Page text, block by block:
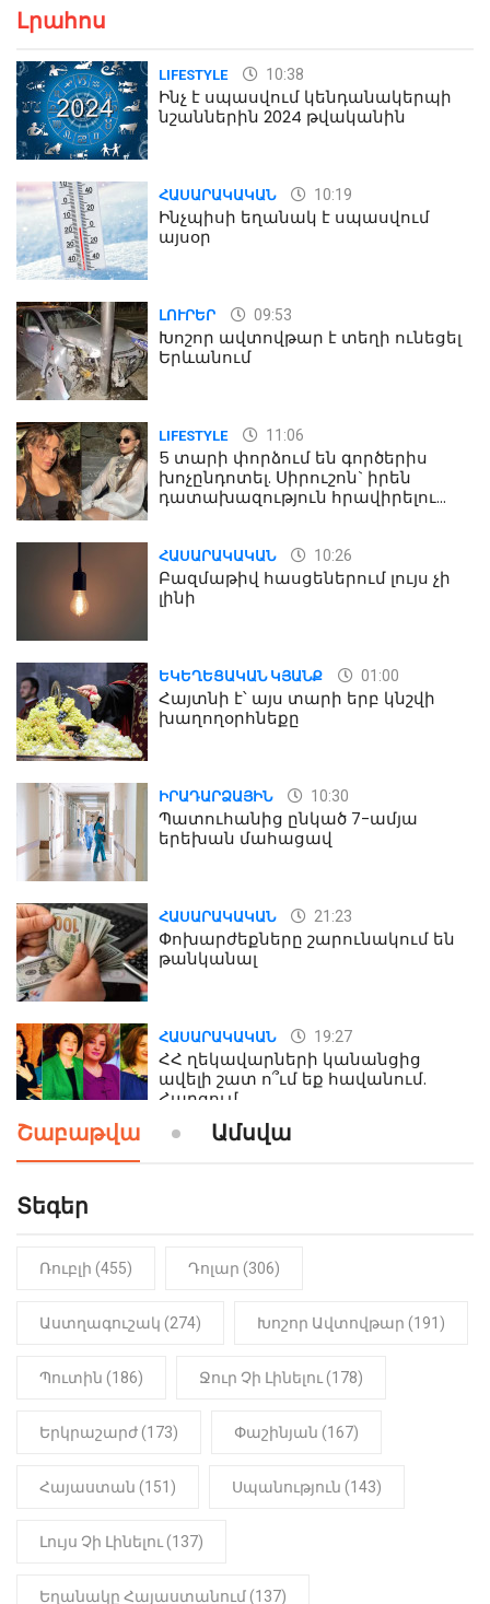
Լրահոս
LIFESTYLE 10:38
Ինչ է սպասվում կենդանակերպի
նշաններին 2024 թվականին
ՀԱՍԱՐԱԿԱԿԱՆ 10:19
Ինչպիսի եղանակ է սպասվում
այսօր
ԼՈՒՐԵՐ 09:53
Խոշոր ավտովթար է տեղի ունեցել
Երևանում
LIFESTYLE 11:06
5 տարի փորձում են գործերիս
խոչընդոտել. Սիրուշոն` իրեն
դատախազություն հրավիրելու
ՀԱՍԱՐԱԿԱԿԱՆ 10:26
Բազմաթիվ հասցեներում լույս չի
լինի
ԵԿԵՂԵՑԱԿԱՆ ԿՅԱՆՔ 01:00
Հայտնի է՝ այս տարի երբ կնշվի
խաղողօրհնեքը
ԻՐԱԴԱՐՁԱՅԻՆ 10:30
Պատուհանից ընկած 7-ամյա
երեխան մահացավ
ՀԱՍԱՐԱԿԱԿԱՆ 21:23
Փոխարժեքները շարունակում են
թանկանալ
ՀԱՍԱՐԱԿԱԿԱՆ 19:27
ՀՀ ղեկավարների կանանցից
ավելի շատ ո՞ւմ եք հավանում.
Հարցում
ԼՈՒՐԵՐ 19:15
կսահմանվի․ Հայտնի է՝ ովքեր են
օգտվելու դրանից
Ինչու է Վիվիեն Բաստաջյանը
նկարահանումների ընթացքում
(Տեսանյութ)
Շաբաթվա Ամսվա
Տեգեր
Ռուբլի (455) Դոլար (306)
Աստղագուշակ (274) Խոշոր Ավտովթար (191)
Պուտին (186) Ջուր Չի Լինելու (178)
Երկրաշարժ (173) Փաշինյան (167)
Հայաստան (151) Սպանություն (143)
Լույս Չի Լինելու (137)
Եղանակը Հայաստանում (137)